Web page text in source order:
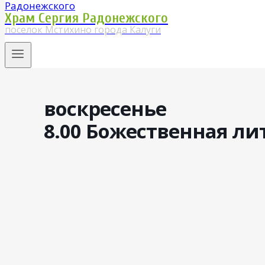
Храм Сергия Радонежского
поселок Мстихино города Калуги
воскресенье
8.00 Божественная